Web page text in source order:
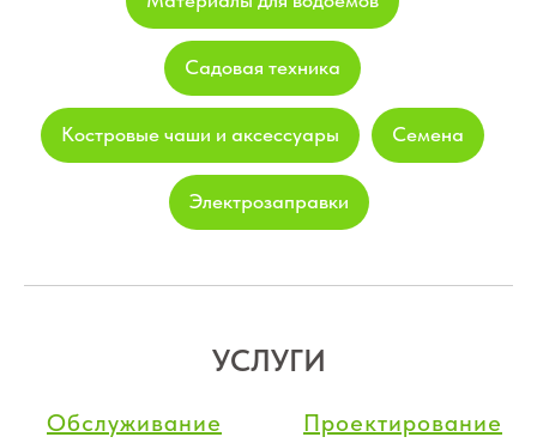
Садовая техника
Костровые чаши и аксессуары Семена
Электрозаправки
УСЛУГИ
Обслуживание
Проектирование